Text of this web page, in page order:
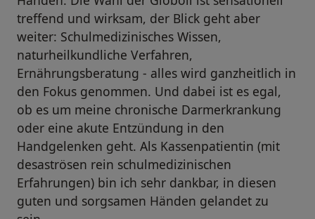
treffend und wirksam, der Blick geht aber
weiter: Schulmedizinisches Wissen,
naturheilkundliche Verfahren,
Ernährungsberatung - alles wird ganzheitlich in
den Fokus genommen. Und dabei ist es egal,
ob es um meine chronische Darmerkrankung
oder eine akute Entzündung in den
Handgelenken geht. Als Kassenpatientin (mit
desaströsen rein schulmedizinischen
Erfahrungen) bin ich sehr dankbar, in diesen
guten und sorgsamen Händen gelandet zu